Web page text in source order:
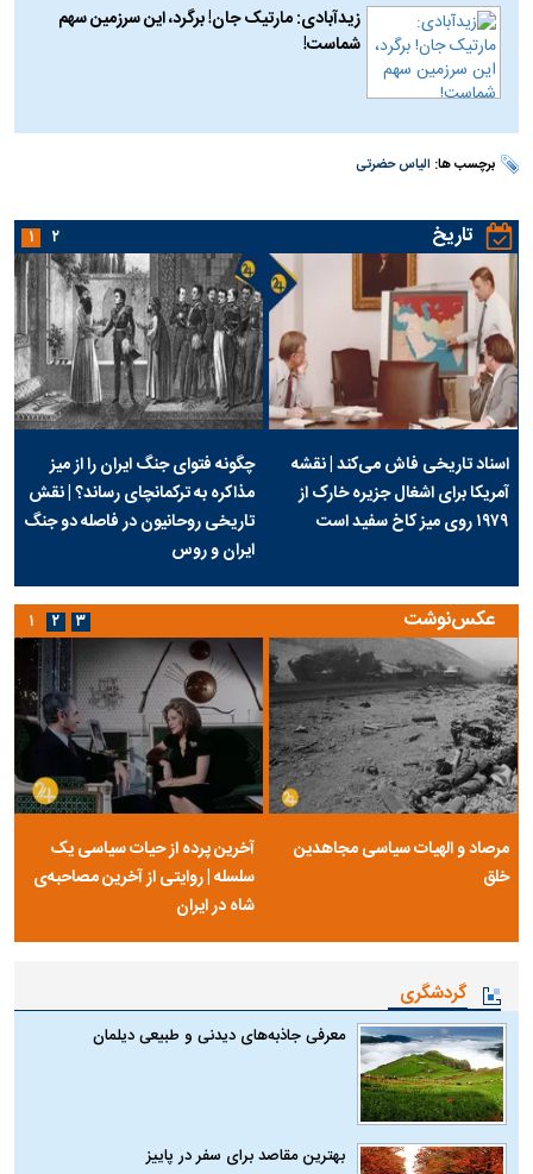
زیدآبادی: مارتیک جان! برگرد، این سرزمین سهم
شماست!
برچسب ها: الیاس حضرتی
تاریخ
اسناد تاریخی فاش می‌کند | نقشه
آمریکا برای اشغال جزیره خارک از
۱۹۷۹ روی میز کاخ سفید است
چگونه فتوای جنگ ایران را از میز
مذاکره به ترکمانچای رساند؟ | نقش
تاریخی روحانیون در فاصله دو جنگ
ایران و روس
۱ ۲
عکس‌نوشت
مرصاد و الهیات سیاسی مجاهدین
خلق
آخرین پرده از حیات سیاسی یک
سلسله | روایتی از آخرین مصاحبه‌ی
شاه در ایران
۱ ۲ ۳
گردشگری
معرفی جاذبه‌های دیدنی و طبیعی دیلمان
بهترین مقاصد برای سفر در پاییز